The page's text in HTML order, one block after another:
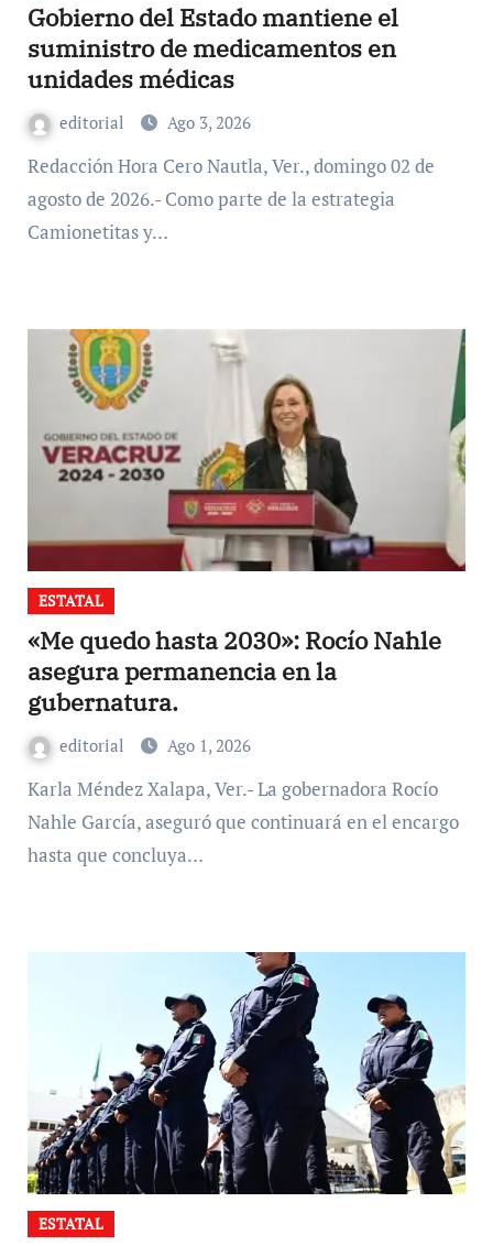
Gobierno del Estado mantiene el
suministro de medicamentos en
unidades médicas
editorial Ago 3, 2026
Redacción Hora Cero Nautla, Ver., domingo 02 de
agosto de 2026.- Como parte de la estrategia
Camionetitas y…
ESTATAL
«Me quedo hasta 2030»: Rocío Nahle
asegura permanencia en la
gubernatura.
editorial Ago 1, 2026
Karla Méndez Xalapa, Ver.- La gobernadora Rocío
Nahle García, aseguró que continuará en el encargo
hasta que concluya…
ESTATAL